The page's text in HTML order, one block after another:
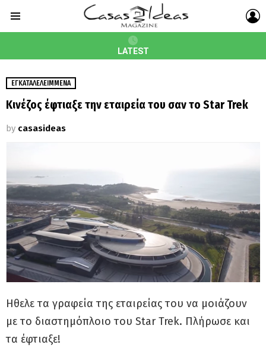
LATEST
ΕΓΚΑΤΑΛΕΛΕΙΜΜΈΝΑ
Κινέζος έφτιαξε την εταιρεία του σαν το Star Trek
by casasideas
Ηθελε τα γραφεία της εταιρείας του να μοιάζουν
με το διαστημόπλοιο του Star Trek. Πλήρωσε και
τα έφτιαξε!